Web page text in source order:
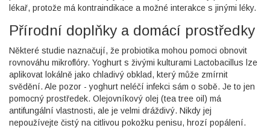
lékař, protože má kontraindikace a možné interakce s jinými léky.
Přírodní doplňky a domácí prostředky
Některé studie naznačují, že probiotika mohou pomoci obnovit
rovnováhu mikroflóry. Yoghurt s živými kulturami Lactobacillus lze
aplikovat lokálně jako chladivý obklad, který může zmírnit
svědění. Ale pozor - yoghurt neléčí infekci sám o sobě. Je to jen
pomocný prostředek. Olejovníkový olej (tea tree oil) má
antifungální vlastnosti, ale je velmi dráždivý. Nikdy jej
nepoužívejte čistý na citlivou pokožku penisu, hrozí popálení.